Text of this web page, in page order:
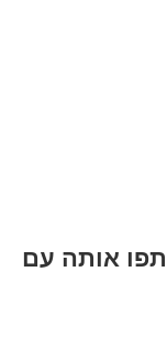
אותה עם